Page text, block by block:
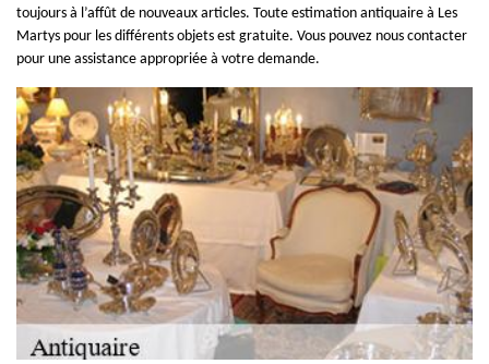
toujours à l’affût de nouveaux articles. Toute estimation antiquaire à Les
Martys pour les différents objets est gratuite. Vous pouvez nous contacter
pour une assistance appropriée à votre demande.